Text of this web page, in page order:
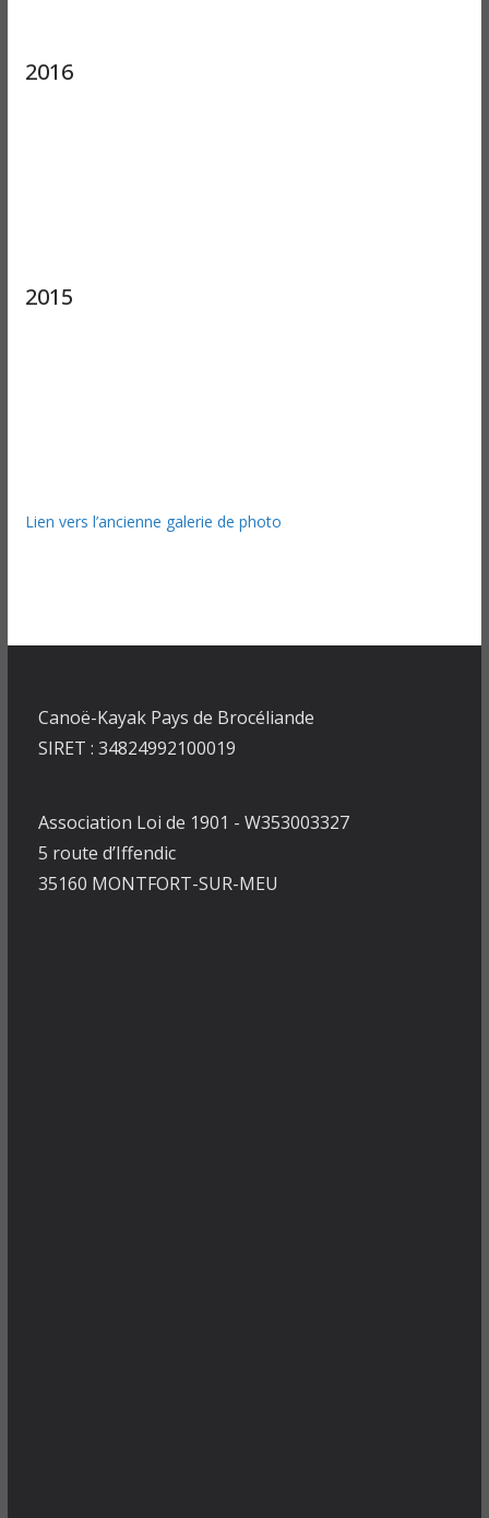
2016
2015
Lien vers l’ancienne galerie de photo
Canoë-Kayak Pays de Brocéliande
SIRET : 34824992100019
Association Loi de 1901 - W353003327
5 route d’Iffendic
35160 MONTFORT-SUR-MEU